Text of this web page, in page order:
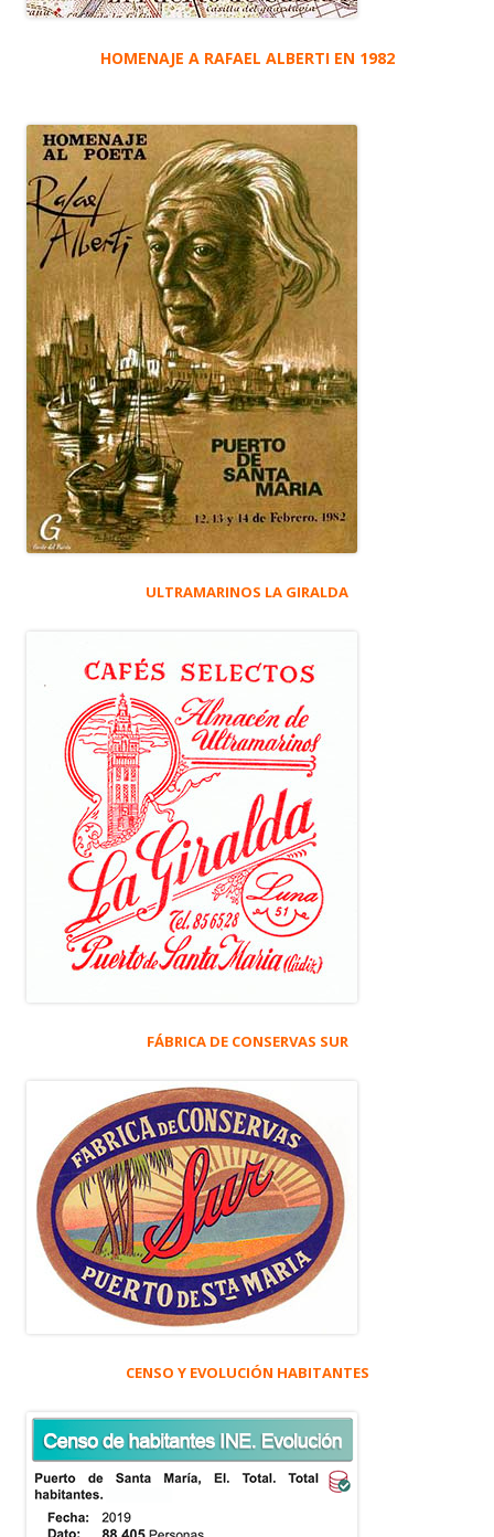
HOMENAJE A RAFAEL ALBERTI EN 1982
ULTRAMARINOS LA GIRALDA
FÁBRICA DE CONSERVAS SUR
CENSO Y EVOLUCIÓN HABITANTES